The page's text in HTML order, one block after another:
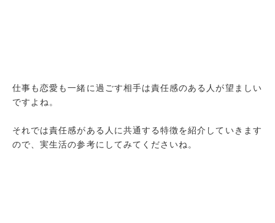
仕事も恋愛も一緒に過ごす相手は責任感のある人が望ましい
ですよね。
それでは責任感がある人に共通する特徴を紹介していきます
ので、実生活の参考にしてみてくださいね。